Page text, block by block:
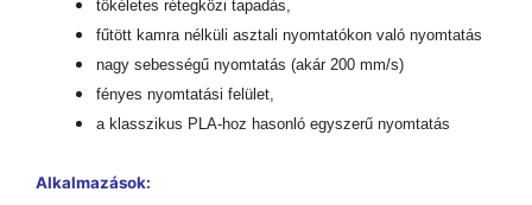
tökéletes rétegközi tapadás,
fűtött kamra nélküli asztali nyomtatókon való nyomtatás
nagy sebességű nyomtatás (akár 200 mm/s)
fényes nyomtatási felület,
a klasszikus PLA-hoz hasonló egyszerű nyomtatás
Alkalmazások: